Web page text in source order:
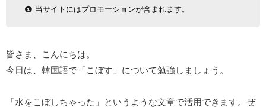
当サイトにはプロモーションが含まれます。
皆さま、こんにちは。
今日は、韓国語で「こぼす」について勉強しましょう。
「水をこぼしちゃった」というような文章で活用できます。ぜ